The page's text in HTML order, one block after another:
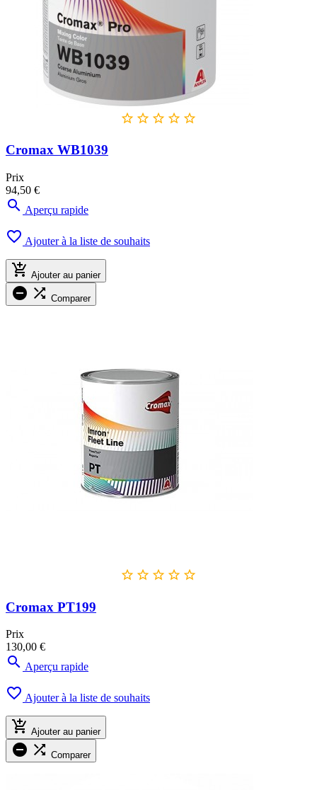
    
Cromax WB1039
Prix
94,50 €
 Aperçu rapide
 Ajouter à la liste de souhaits
 Ajouter au panier
  Comparer
    
Cromax PT199
Prix
130,00 €
 Aperçu rapide
 Ajouter à la liste de souhaits
 Ajouter au panier
  Comparer